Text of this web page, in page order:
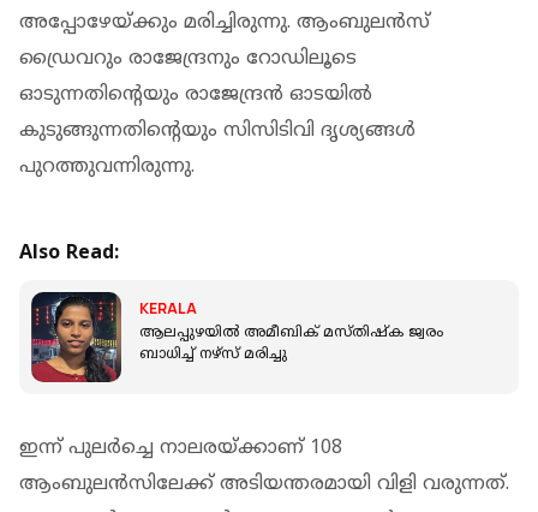
അപ്പോഴേയ്ക്കും മരിച്ചിരുന്നു. ആംബുലന്‍സ്
ഡ്രൈവറും രാജേന്ദ്രനും റോഡിലൂടെ
ഓടുന്നതിന്റെയും രാജേന്ദ്രന്‍ ഓടയില്‍
കുടുങ്ങുന്നതിന്റെയും സിസിടിവി ദൃശ്യങ്ങള്‍
പുറത്തുവന്നിരുന്നു.
Also Read:
KERALA
ആലപ്പുഴയില്‍ അമീബിക് മസ്തിഷ്‌ക ജ്വരം
ബാധിച്ച് നഴ്‌സ് മരിച്ചു
ഇന്ന് പുലര്‍ച്ചെ നാലരയ്ക്കാണ് 108
ആംബുലന്‍സിലേക്ക് അടിയന്തരമായി വിളി വരുന്നത്.